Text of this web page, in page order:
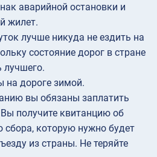
аварийной остановки и
жилет.
лучше никуда не ездить на
состояние дорог в стране
лучшего.
на дороге зимой.
вы обязаны заплатить
получите квитанцию об
сбора, которую нужно будет
из страны. Не теряйте